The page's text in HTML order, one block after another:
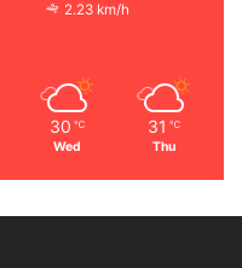
2.23 km/h
30 ℃
Wed
31 ℃
Thu